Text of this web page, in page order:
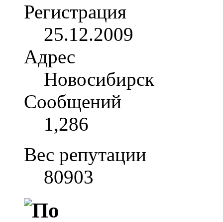
Регистрация
25.12.2009
Адрес
Новосибирск
Сообщений
1,286
Вес репутации
80903